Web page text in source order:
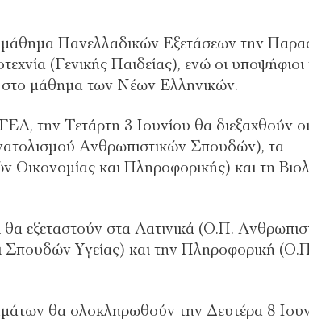
Πανελλαδικών Εξετάσεων την
(Γενικής Παιδείας), ενώ οι υποψήφιοι
μάθημα των Νέων Ελληνικών.
την Τετάρτη 3 Ιουνίου θα διεξαχθούν οι
Ανθρωπιστικών Σπουδών), τα
και Πληροφορικής) και τη
εξεταστούν στα Λατινικά (Ο.Π.
Υγείας) και την Πληροφορική
θα ολοκληρωθούν την Δευτέρα 8